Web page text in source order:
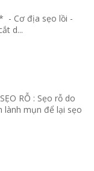
- Cơ địa sẹo lồi -
d...
RỖ : Sẹo rỗ do
lành mụn để lại sẹo